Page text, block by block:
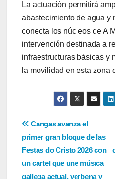
La actuación permitirá
abastecimiento de agua y
conecta los núcleos de A
intervención destinada a
infraestructuras básicas y
la movilidad en esta zona
Navegación
de
entradas
Cangas avanza el
primer gran bloque de las
Festas do Cristo 2026 con
un cartel que une música
gallega actual, verbena y